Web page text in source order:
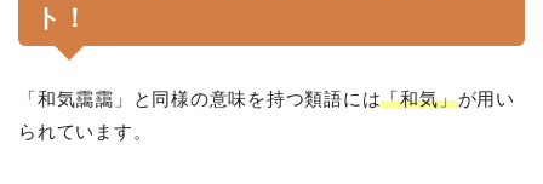
ト！
「和気靄靄」と同様の意味を持つ類語には「和気」が用い
られています。